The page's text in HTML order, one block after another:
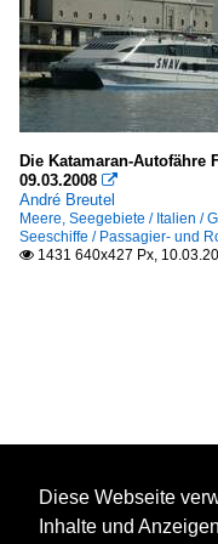
Die Katamaran-
09.03.2008 
André Breutel
Meere, Seegebiete / Italien /
Seeschiffe / Passagier- und
 1431 640x427 Px,
Diese Webseite
Inhalte und